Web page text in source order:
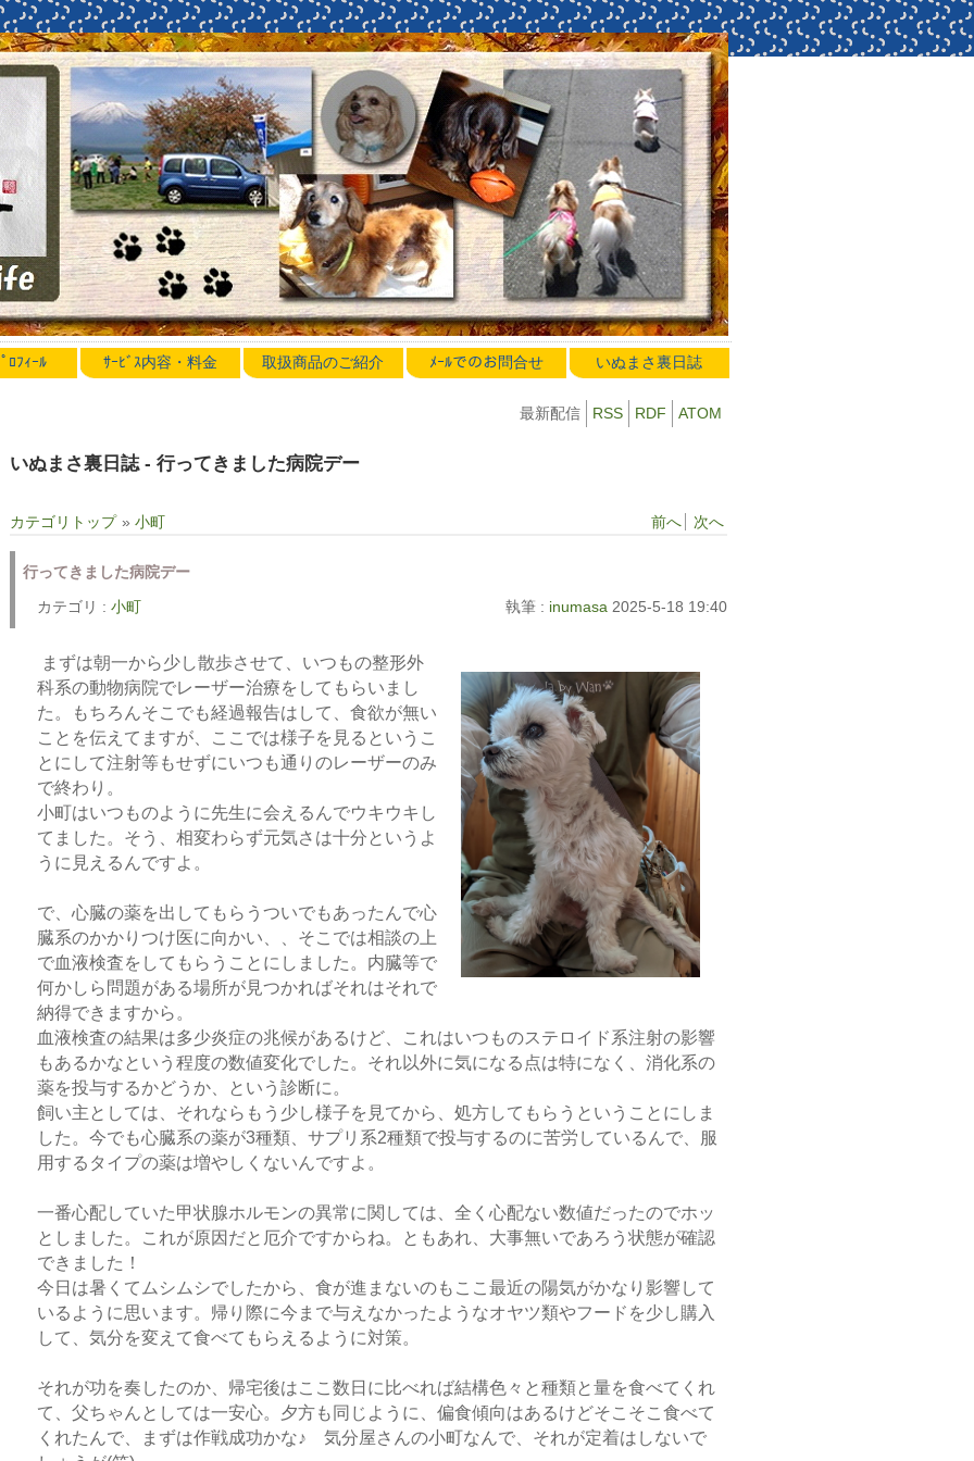
ﾌｨｰﾙ ｻｰﾋﾞｽ内容・料金 取扱商品のご紹介 ﾒｰﾙでのお問合せ いぬまさ裏日誌
最新配信 RSS RDF ATOM
いぬまさ裏日誌 - 行ってきました病院デー
カテゴリトップ »小町 前へ 次へ
行ってきました病院デー
カテゴリ : 小町 執筆 : inumasa 2025-5-18 19:40
まずは朝一から少し散歩させて、いつもの整形外
科系の動物病院でレーザー治療をしてもらいまし
た。もちろんそこでも経過報告はして、食欲が無い
ことを伝えてますが、ここでは様子を見るというこ
とにして注射等もせずにいつも通りのレーザーのみ
で終わり。
小町はいつものように先生に会えるんでウキウキし
てました。そう、相変わらず元気さは十分というよ
うに見えるんですよ。
で、心臓の薬を出してもらうついでもあったんで心
臓系のかかりつけ医に向かい、、そこでは相談の上
で血液検査をしてもらうことにしました。内臓等で
何かしら問題がある場所が見つかればそれはそれで
納得できますから。
血液検査の結果は多少炎症の兆候があるけど、これはいつものステロイド系注射の影響
もあるかなという程度の数値変化でした。それ以外に気になる点は特になく、消化系の
薬を投与するかどうか、という診断に。
飼い主としては、それならもう少し様子を見てから、処方してもらうということにしま
した。今でも心臓系の薬が3種類、サプリ系2種類で投与するのに苦労しているんで、服
用するタイプの薬は増やしくないんですよ。
一番心配していた甲状腺ホルモンの異常に関しては、全く心配ない数値だったのでホッ
としました。これが原因だと厄介ですからね。ともあれ、大事無いであろう状態が確認
できました！
今日は暑くてムシムシでしたから、食が進まないのもここ最近の陽気がかなり影響して
いるように思います。帰り際に今まで与えなかったようなオヤツ類やフードを少し購入
して、気分を変えて食べてもらえるように対策。
それが功を奏したのか、帰宅後はここ数日に比べれば結構色々と種類と量を食べてくれ
て、父ちゃんとしては一安心。夕方も同じように、偏食傾向はあるけどそこそこ食べて
くれたんで、まずは作戦成功かな♪ 気分屋さんの小町なんで、それが定着はしないで